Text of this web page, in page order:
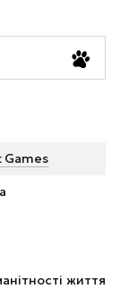
Games
життя